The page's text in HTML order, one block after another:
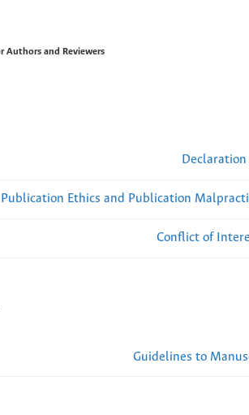
Authors and Reviewers
Publication Ethics and Publication
Conflict of
Guidelines to